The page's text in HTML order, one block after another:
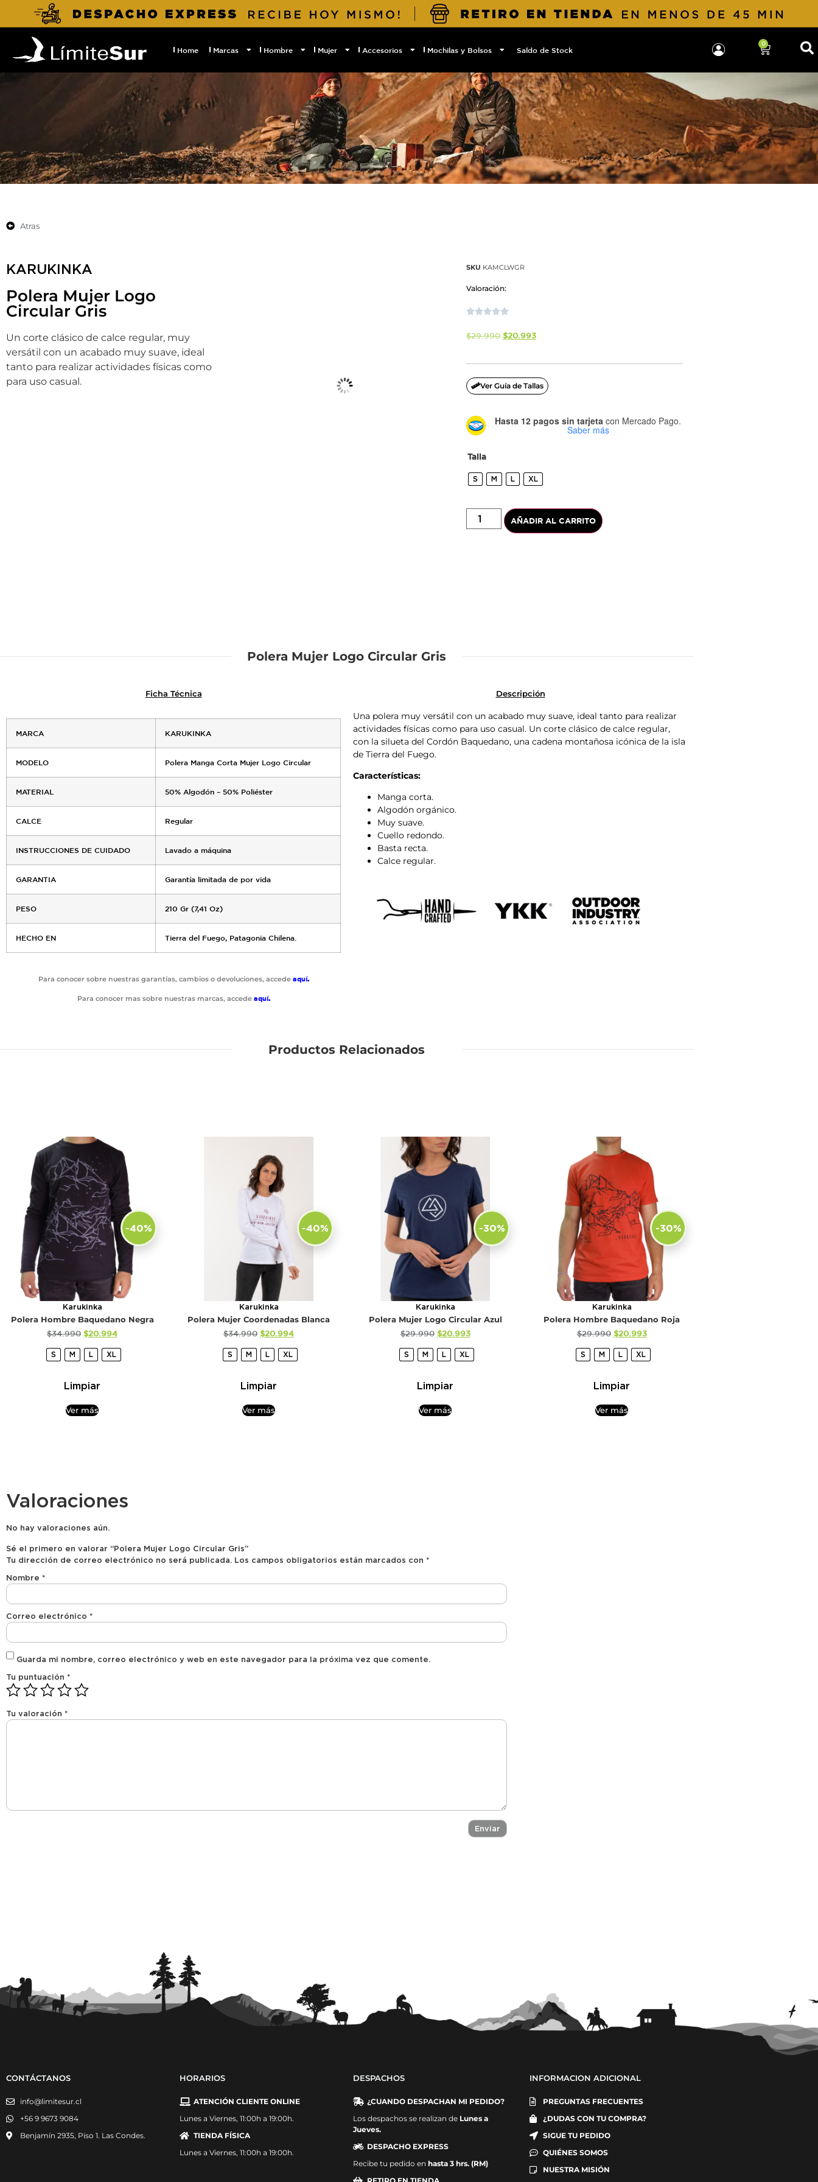
Home Marcas Hombre Mujer Accesorios Mochilas y Bolsos Saldo de Stock
0
Atras
KARUKINKA
Polera Mujer Logo
Circular Gris
Un corte clásico de calce regular, muy
versátil con un acabado muy suave, ideal
tanto para realizar actividades físicas como
para uso casual.
SKU KAMCLWGR
Valoración:

$29.990 $20.993
Ver Guía de Tallas
Hasta 12 pagos sin tarjeta con Mercado Pago.
Saber más
Talla
S M L XL
AÑADIR AL CARRITO
Polera Mujer Logo Circular Gris
Ficha Técnica
MARCA KARUKINKA
MODELO Polera Manga Corta Mujer Logo Circular
MATERIAL 50% Algodón – 50% Poliéster
CALCE Regular
INSTRUCCIONES DE CUIDADO Lavado a máquina
GARANTIA Garantía limitada de por vida
PESO 210 Gr (7,41 Oz)
HECHO EN Tierra del Fuego, Patagonia Chilena.
Para conocer sobre nuestras garantías, cambios o devoluciones, accede aquí.
Para conocer mas sobre nuestras marcas, accede aquí.
Descripción
Una polera muy versátil con un acabado muy suave, ideal tanto para realizar
actividades físicas como para uso casual. Un corte clásico de calce regular,
con la silueta del Cordón Baquedano, una cadena montañosa icónica de la isla
de Tierra del Fuego.
Características:
Manga corta.
Algodón orgánico.
Muy suave.
Cuello redondo.
Basta recta.
Calce regular.
Productos Relacionados
-40%
Karukinka
Polera Hombre Baquedano Negra
$34.990 $20.994
S M L XL
Limpiar
Ver más
-40%
Karukinka
Polera Mujer Coordenadas Blanca
$34.990 $20.994
S M L XL
Limpiar
Ver más
-30%
Karukinka
Polera Mujer Logo Circular Azul
$29.990 $20.993
S M L XL
Limpiar
Ver más
-30%
Karukinka
Polera Hombre Baquedano Roja
$29.990 $20.993
S M L XL
Limpiar
Ver más
Valoraciones
No hay valoraciones aún.
Sé el primero en valorar “Polera Mujer Logo Circular Gris”
Tu dirección de correo electrónico no será publicada. Los campos obligatorios están marcados con *
Nombre *
Correo electrónico *
Guarda mi nombre, correo electrónico y web en este navegador para la próxima vez que comente.
Tu puntuación *
Tu valoración *
CONTÁCTANOS
info@limitesur.cl
+56 9 9673 9084
Benjamín 2935, Piso 1. Las Condes.
HORARIOS
ATENCIÓN CLIENTE ONLINE
Lunes a Viernes, 11:00h a 19:00h.
TIENDA FÍSICA
Lunes a Viernes, 11:00h a 19:00h.
DESPACHOS
¿CUANDO DESPACHAN MI PEDIDO?
Los despachos se realizan de Lunes a
Jueves.
DESPACHO EXPRESS
Recibe tu pedido en hasta 3 hrs. (RM)
INFORMACION ADICIONAL
PREGUNTAS FRECUENTES
¿DUDAS CON TU COMPRA?
SIGUE TU PEDIDO
QUIÉNES SOMOS
NUESTRA MISIÓN